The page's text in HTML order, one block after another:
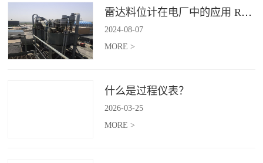
雷达料位计在电厂中的应用 RBRDZB-71-6-C
2024-08-07
MORE >
什么是过程仪表？
2026-03-25
MORE >